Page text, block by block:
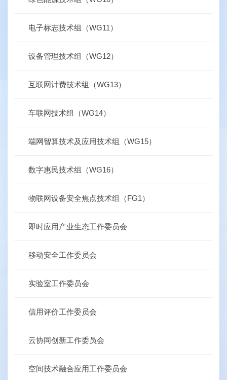
电子标志技术组（WG11）
设备管理技术组（WG12）
互联网计费技术组（WG13）
车联网技术组（WG14）
端网智算技术及应用技术组（WG15）
数字惠民技术组（WG16）
物联网设备安全焦点技术组（FG1）
即时应用产业生态工作委员会
移动安全工作委员会
实验室工作委员会
信用评价工作委员会
云协同创新工作委员会
空间技术融合应用工作委员会